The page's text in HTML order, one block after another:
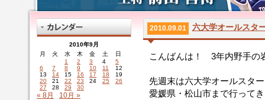
2010.09.01 六大学オールスタ
こんばんは！ 3年内野手の
先週末は六大学オールスタ
愛媛県・松山市まで行って
2010年9月
月
火 水 木 金 土
日
1
2 3 4
5
6
7 8 9 10 11
12
13
14 15 16 17 18
19
20
21 22 23 24 25
26
27
28 29 30
« 8月 10月 »